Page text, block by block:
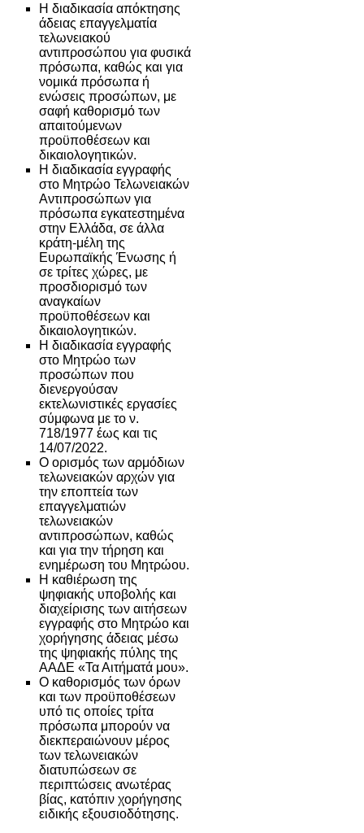
Η διαδικασία απόκτησης
άδειας επαγγελματία
τελωνειακού
αντιπροσώπου για φυσικά
πρόσωπα, καθώς και για
νομικά πρόσωπα ή
ενώσεις προσώπων, με
σαφή καθορισμό των
απαιτούμενων
προϋποθέσεων και
δικαιολογητικών.
Η διαδικασία εγγραφής
στο Μητρώο Τελωνειακών
Αντιπροσώπων για
πρόσωπα εγκατεστημένα
στην Ελλάδα, σε άλλα
κράτη-μέλη της
Ευρωπαϊκής Ένωσης ή
σε τρίτες χώρες, με
προσδιορισμό των
αναγκαίων
προϋποθέσεων και
δικαιολογητικών.
Η διαδικασία εγγραφής
στο Μητρώο των
προσώπων που
διενεργούσαν
εκτελωνιστικές εργασίες
σύμφωνα με το ν.
718/1977 έως και τις
14/07/2022.
Ο ορισμός των αρμόδιων
τελωνειακών αρχών για
την εποπτεία των
επαγγελματιών
τελωνειακών
αντιπροσώπων, καθώς
και για την τήρηση και
ενημέρωση του Μητρώου.
Η καθιέρωση της
ψηφιακής υποβολής και
διαχείρισης των αιτήσεων
εγγραφής στο Μητρώο και
χορήγησης άδειας μέσω
της ψηφιακής πύλης της
ΑΑΔΕ «Τα Αιτήματά μου».
Ο καθορισμός των όρων
και των προϋποθέσεων
υπό τις οποίες τρίτα
πρόσωπα μπορούν να
διεκπεραιώνουν μέρος
των τελωνειακών
διατυπώσεων σε
περιπτώσεις ανωτέρας
βίας, κατόπιν χορήγησης
ειδικής εξουσιοδότησης.